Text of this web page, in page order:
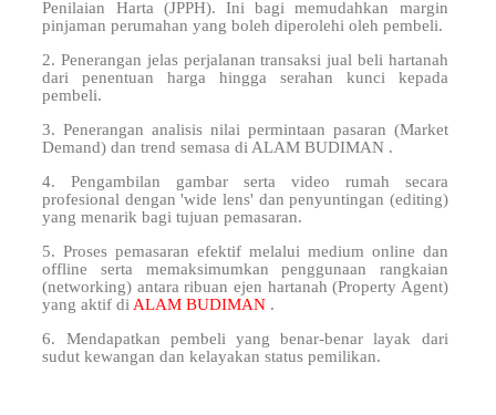
Penilaian Harta (JPPH). Ini bagi memudahkan margin
pinjaman perumahan yang boleh diperolehi oleh pembeli.
2. Penerangan jelas perjalanan transaksi jual beli hartanah
dari penentuan harga hingga serahan kunci kepada
pembeli.
3. Penerangan analisis nilai permintaan pasaran (Market
Demand) dan trend semasa di ALAM BUDIMAN .
4. Pengambilan gambar serta video rumah secara
profesional dengan 'wide lens' dan penyuntingan (editing)
yang menarik bagi tujuan pemasaran.
5. Proses pemasaran efektif melalui medium online dan
offline serta memaksimumkan penggunaan rangkaian
(networking) antara ribuan ejen hartanah (Property Agent)
yang aktif diALAM BUDIMAN .
6. Mendapatkan pembeli yang benar-benar layak dari
sudut kewangan dan kelayakan status pemilikan.